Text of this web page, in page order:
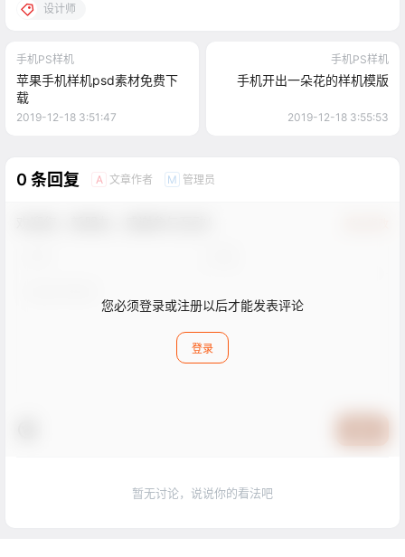
设计师
手机PS样机
苹果手机样机psd素材免费下
载
2019-12-18 3:51:47
手机PS样机
手机开出一朵花的样机模版
2019-12-18 3:55:53
0 条回复 A 文章作者 M 管理员
您必须登录或注册以后才能发表评论
登录
暂无讨论，说说你的看法吧